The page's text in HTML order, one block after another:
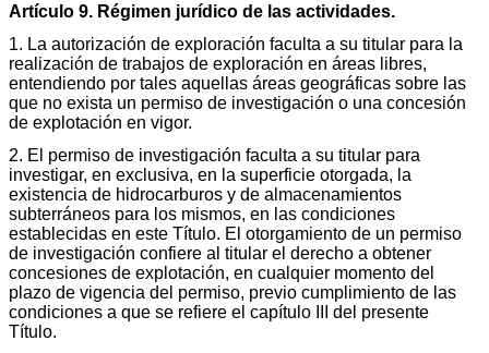
Artículo 9. Régimen jurídico de las actividades.
1. La autorización de exploración faculta a su titular para la
realización de trabajos de exploración en áreas libres,
entendiendo por tales aquellas áreas geográficas sobre las
que no exista un permiso de investigación o una concesión
de explotación en vigor.
2. El permiso de investigación faculta a su titular para
investigar, en exclusiva, en la superficie otorgada, la
existencia de hidrocarburos y de almacenamientos
subterráneos para los mismos, en las condiciones
establecidas en este Título. El otorgamiento de un permiso
de investigación confiere al titular el derecho a obtener
concesiones de explotación, en cualquier momento del
plazo de vigencia del permiso, previo cumplimiento de las
condiciones a que se refiere el capítulo III del presente
Título.